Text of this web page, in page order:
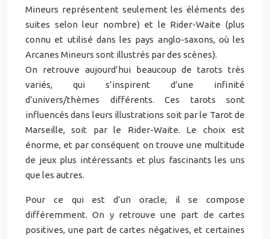
Mineurs représentent seulement les éléments des
suites selon leur nombre) et le Rider-Waite (plus
connu et utilisé dans les pays anglo-saxons, où les
Arcanes Mineurs sont illustrés par des scènes).
On retrouve aujourd’hui beaucoup de tarots très
variés, qui s’inspirent d’une infinité
d’univers/thèmes différents. Ces tarots sont
influencés dans leurs illustrations soit par le Tarot de
Marseille, soit par le Rider-Waite. Le choix est
énorme, et par conséquent on trouve une multitude
de jeux plus intéressants et plus fascinants les uns
que les autres.
Pour ce qui est d’un oracle, il se compose
différemment. On y retrouve une part de cartes
positives, une part de cartes négatives, et certaines